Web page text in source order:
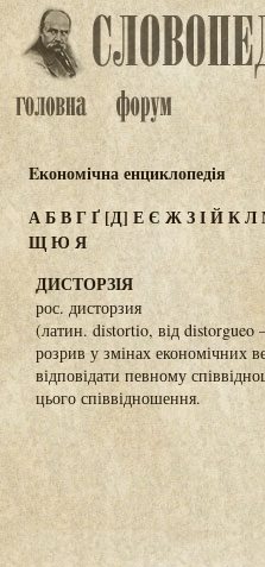
Eкономічна енциклопедія
АБВГҐ[Д] ЕЄ ЖЗІЙКЛ
ЩЮ Я
ДИСТОРЗІЯ
рос. дисторзия
(латин. distortio, від
розрив у змінах економічних
відповідати певному
цього співвідношення.